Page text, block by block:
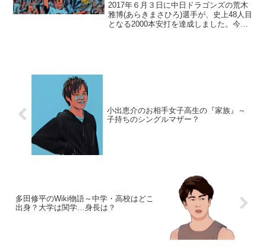
2017年６月３日に中日ドラゴンズの荒木
雅博(あらきまさひろ)選手が、史上48人目
となる2000本安打を達成しました。今回
小出恵介のお相手女子高生の『家族』～
子持ちのシングルマザー？
多田修平のWiki物語～中学・高校はどこ
出身？大学は関学…身長は？